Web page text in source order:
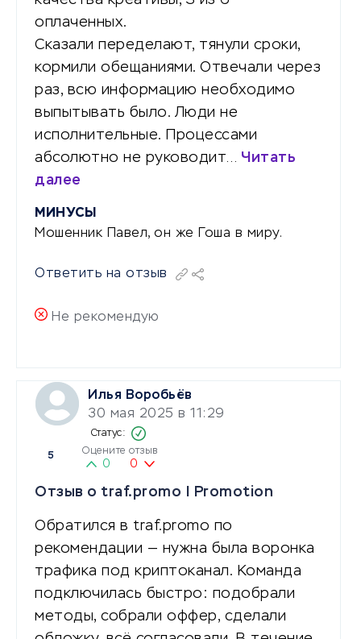
оплаченных.
Сказали переделают, тянули сроки,
кормили обещаниями. Отвечали через
раз, всю информацию необходимо
выпытывать было. Люди не
исполнительные. Процессами
абсолютно не руководит… Читать
далее
МИНУСЫ
Мошенник Павел, он же Гоша в миру.
Ответить на отзыв
Не рекомендую
Илья Воробьёв
30 мая 2025 в 11:29
5 Оцените отзыв
0 0
Отзыв о traf.promo | Promotion
Обратился в traf.promo по
рекомендации — нужна была воронка
трафика под криптоканал. Команда
подключилась быстро: подобрали
методы, собрали оффер, сделали